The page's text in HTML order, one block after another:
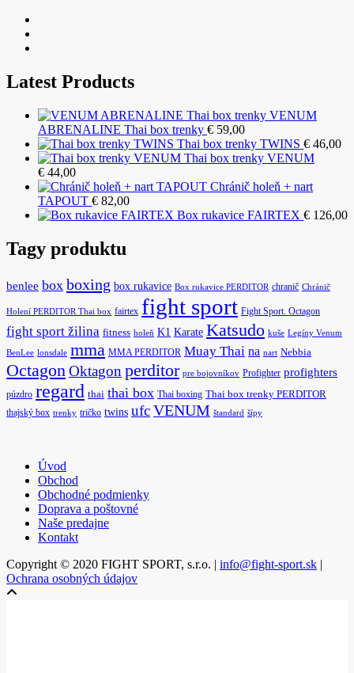
Latest Products
VENUM
ABRENALINE Thai box trenky € 59,00
Thai box trenky TWINS € 46,00
Thai box trenky VENUM
€ 44,00
Chránič holeň + nart
TAPOUT € 82,00
Box rukavice FAIRTEX € 126,00
Tagy produktu
benlee box boxing box rukavice Box rukavice PERDITOR chranič Chránič
Holení PERDITOR Thai box fairtex fight sport Fight Sport. Octagon
fight sport žilina fitness holeň K1 Karate Katsudo kuše Legíny Venum
BenLee lonsdale mma MMA PERDITOR Muay Thai na nart Nebbia
Octagon Oktagon perditor pre bojovníkov Profighter profighters
púzdro regard thai thai box Thai boxing Thai box trenky PERDITOR
thajský box trenky tričko twins ufcVENUM štandard šípy
Úvod
Obchod
Obchodné podmienky
Doprava a poštovné
Naše predajne
Kontakt
Copyright © 2020 FIGHT SPORT, s.r.o. | info@fight-sport.sk |
Ochrana osobných údajov